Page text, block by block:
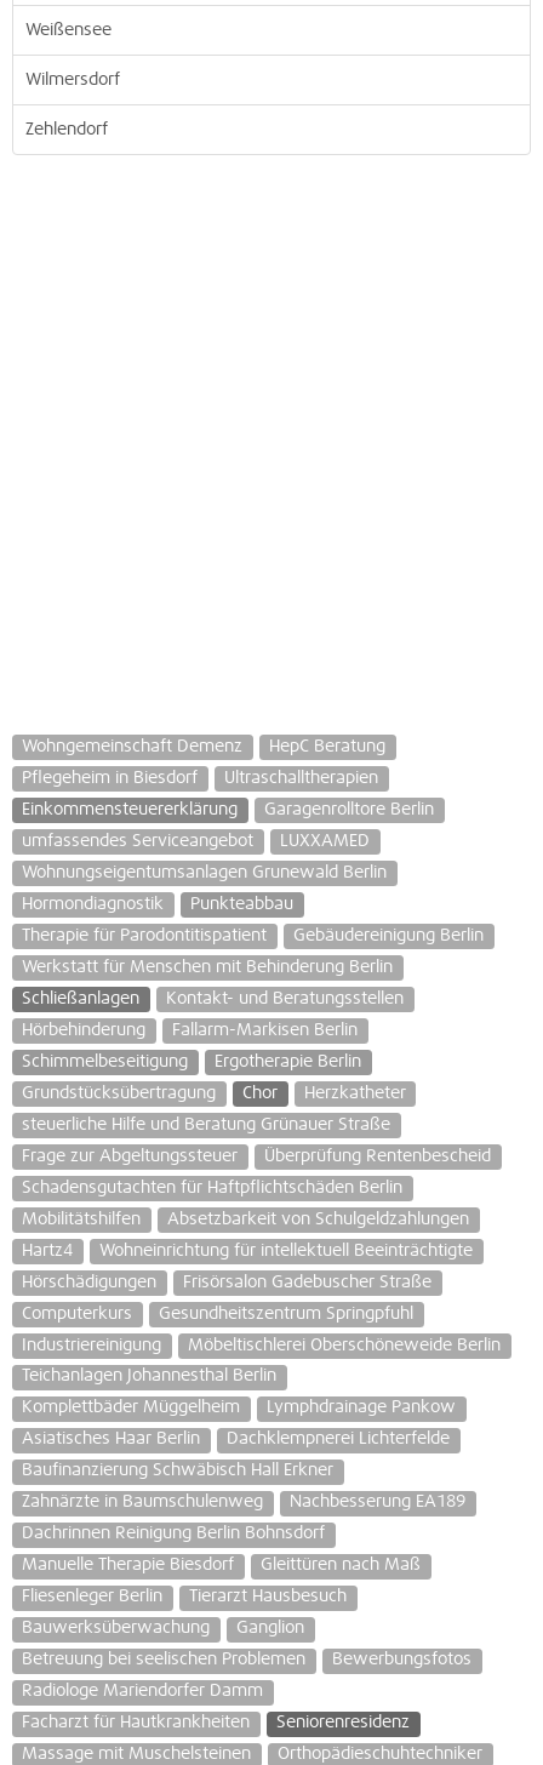
Weißensee
Wilmersdorf
Zehlendorf
Wohngemeinschaft Demenz
HepC Beratung
Pflegeheim in Biesdorf
Ultraschalltherapien
Einkommensteuererklärung
Garagenrolltore Berlin
umfassendes Serviceangebot
LUXXAMED
Wohnungseigentumsanlagen Grunewald Berlin
Hormondiagnostik
Punkteabbau
Therapie für Parodontitispatient
Gebäudereinigung Berlin
Werkstatt für Menschen mit Behinderung Berlin
Schließanlagen
Kontakt- und Beratungsstellen
Hörbehinderung
Fallarm-Markisen Berlin
Schimmelbeseitigung
Ergotherapie Berlin
Grundstücksübertragung
Chor
Herzkatheter
steuerliche Hilfe und Beratung Grünauer Straße
Frage zur Abgeltungssteuer
Überprüfung Rentenbescheid
Schadensgutachten für Haftpflichtschäden Berlin
Mobilitätshilfen
Absetzbarkeit von Schulgeldzahlungen
Hartz4
Wohneinrichtung für intellektuell Beeinträchtigte
Hörschädigungen
Frisörsalon Gadebuscher Straße
Computerkurs
Gesundheitszentrum Springpfuhl
Industriereinigung
Möbeltischlerei Oberschöneweide Berlin
Teichanlagen Johannesthal Berlin
Komplettbäder Müggelheim
Lymphdrainage Pankow
Asiatisches Haar Berlin
Dachklempnerei Lichterfelde
Baufinanzierung Schwäbisch Hall Erkner
Zahnärzte in Baumschulenweg
Nachbesserung EA189
Dachrinnen Reinigung Berlin Bohnsdorf
Manuelle Therapie Biesdorf
Gleittüren nach Maß
Fliesenleger Berlin
Tierarzt Hausbesuch
Bauwerksüberwachung
Ganglion
Betreuung bei seelischen Problemen
Bewerbungsfotos
Radiologe Mariendorfer Damm
Facharzt für Hautkrankheiten
Seniorenresidenz
Massage mit Muschelsteinen
Orthopädieschuhtechniker